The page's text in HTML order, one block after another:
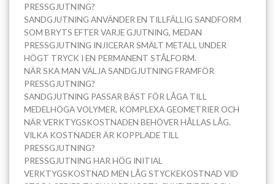
PRESSGJUTNING?
SANDGJUTNING ANVÄNDER EN TILLFÄLLIG SANDFORM
SOM BRYTS EFTER VARJE GJUTNING, MEDAN
PRESSGJUTNING INJICERAR SMÄLT METALL UNDER
HÖGT TRYCK I EN PERMANENT STÅLFORM.
NÄR SKA MAN VÄLJA SANDGJUTNING FRAMFÖR
PRESSGJUTNING?
SANDGJUTNING PASSAR BÄST FÖR LÅGA TILL
MEDELHÖGA VOLYMER, KOMPLEXA GEOMETRIER OCH
NÄR VERKTYGSKOSTNADEN BEHÖVER HÅLLAS LÅG.
VILKA KOSTNADER ÄR KOPPLADE TILL
PRESSGJUTNING?
PRESSGJUTNING HAR HÖG INITIAL
VERKTYGSKOSTNAD MEN LÅG STYCKEKOSTNAD VID